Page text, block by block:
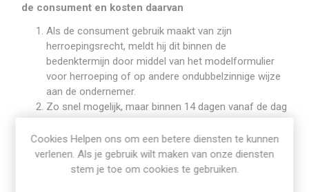
de consument en kosten daarvan
Als de consument gebruik maakt van zijn
herroepingsrecht, meldt hij dit binnen de
bedenktermijn door middel van het modelformulier
voor herroeping of op andere ondubbelzinnige wijze
aan de ondernemer.
Zo snel mogelijk, maar binnen 14 dagen vanaf de dag
consument het product terug, of overhandigt hij dit
aan (een gemachtigde van) de ondernemer. Dit hoeft
niet als de ondernemer heeft aangeboden het
Cookies Helpen ons om een betere diensten te kunnen
verlenen. Als je gebruik wilt maken van onze diensten
stem je toe om cookies te gebruiken.